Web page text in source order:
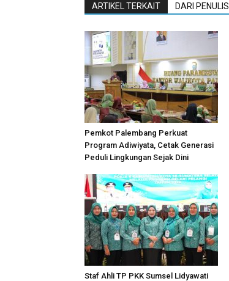
ARTIKEL TERKAIT DARI PENULIS
Pemkot Palembang Perkuat
Program Adiwiyata, Cetak Generasi
Peduli Lingkungan Sejak Dini
Staf Ahli TP PKK Sumsel Lidyawati